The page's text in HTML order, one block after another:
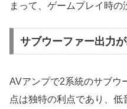
まって、ゲームプレイ時の
サブウーファー出力
AVアンプで2系統のサブウ
点は独特の利点であり、低